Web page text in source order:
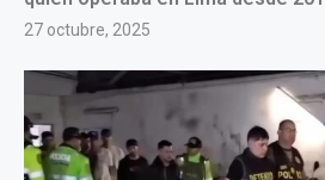
27 octubre, 2025